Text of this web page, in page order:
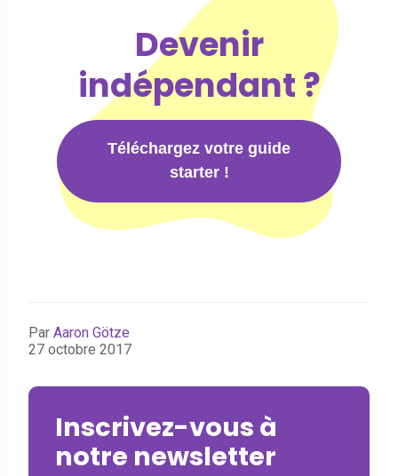
Devenir
indépendant ?
Téléchargez votre guide
starter !
Par Aaron Götze
27 octobre 2017
Inscrivez-vous à
notre newsletter